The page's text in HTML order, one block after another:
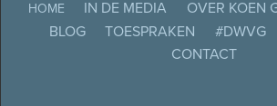
HOME IN DE MEDIA OVER KOEN
BLOG
TOESPRAKEN #DWVG
CONTACT